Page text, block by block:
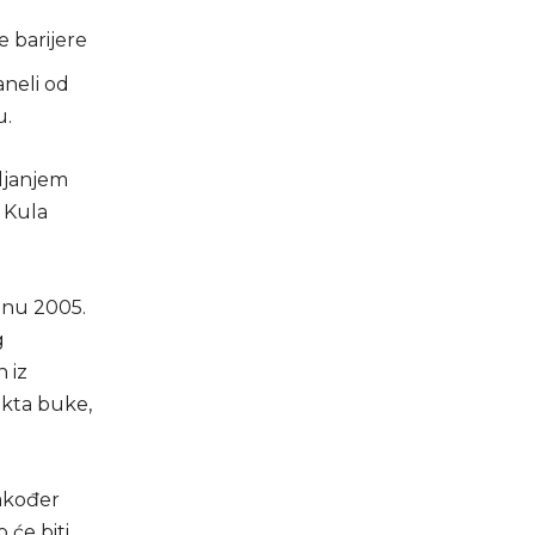
barijere
od
2005.
iz
buke,